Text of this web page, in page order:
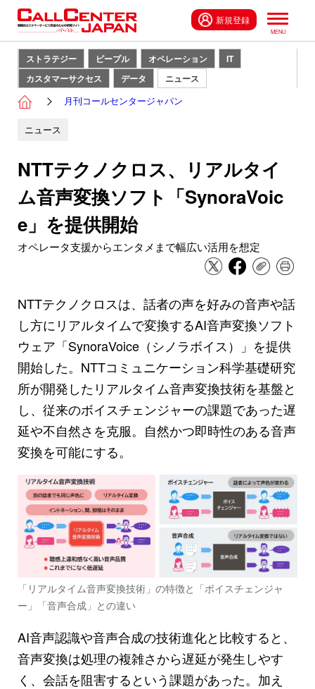
新規登録
ストラテジー ピープル オペレーション
IT
カスタマーサクセス
データ ニュース
月刊コールセンタージャパン
ニュース
NTTテクノクロス、リアルタイ
ム音声変換ソフト「SynoraVoic
e」を提供開始
オペレータ支援からエンタメまで幅広い活用を想定
NTTテクノクロスは、話者の声を好みの音声や話
し方にリアルタイムで変換するAI音声変換ソフト
ウェア「SynoraVoice（シノラボイス）」を提供
開始した。NTTコミュニケーション科学基礎研究
所が開発したリアルタイム音声変換技術を基盤と
し、従来のボイスチェンジャーの課題であった遅
延や不自然さを克服。自然かつ即時性のある音声
変換を可能にする。
「リアルタイム音声変換技術」の特徴と「ボイスチェンジャ
ー」「音声合成」との違い
AI音声認識や音声合成の技術進化と比較すると、
音声変換は処理の複雑さから遅延が発生しやす
く、会話を阻害するという課題があった。加え